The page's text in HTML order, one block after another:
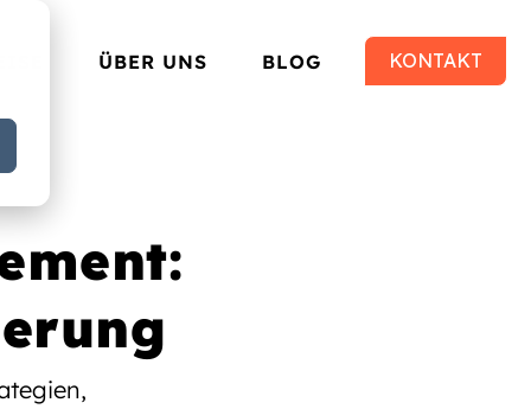
ÜBER UNS BLOG KONTAKT